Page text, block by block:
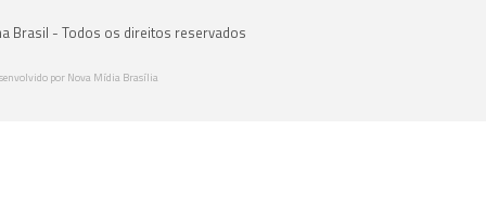
Brasil - Todos os direitos reservados
por Nova Mídia Brasília